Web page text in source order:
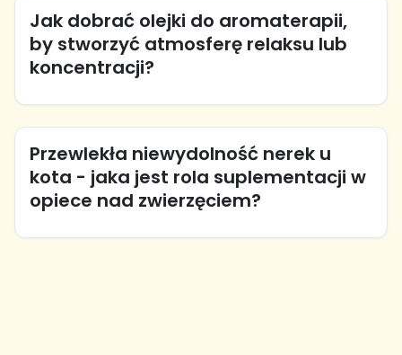
Jak dobrać olejki do aromaterapii,
by stworzyć atmosferę relaksu lub
koncentracji?
Przewlekła niewydolność nerek u
kota - jaka jest rola suplementacji w
opiece nad zwierzęciem?